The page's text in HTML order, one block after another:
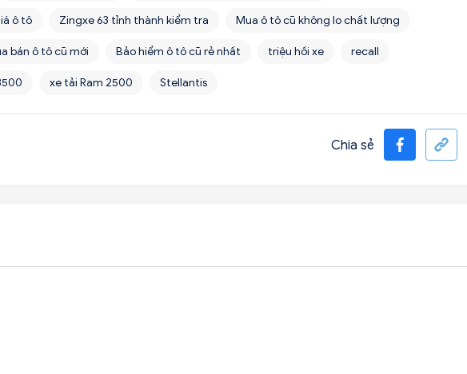
ô tô Zingxe 63 tỉnh thành kiểm tra Mua ô tô cũ không lo chất lượng
bán ô tô cũ mới Bảo hiểm ô tô cũ rẻ nhất triệu hồi xe recall
xe tải Ram 2500 Stellantis
Chia sẻ